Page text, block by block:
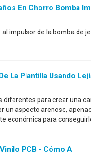
En Chorro Bomba
impulsor de la bomba de
La Plantilla Usando
diferentes para crear una
un aspecto arenoso,
económica para
PCB - Cómo A